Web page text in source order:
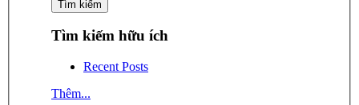
Tìm kiếm hữu ích
Recent Posts
Thêm...